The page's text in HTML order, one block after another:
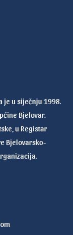
je u siječnju 1998.
Bjelovar.
u Registar
Bjelovarsko-